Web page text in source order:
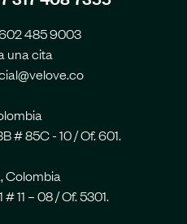
485 9003
una cita
# 85C - 10 / Of. 601.
Colombia
# 11 – 08 / Of. 5301.